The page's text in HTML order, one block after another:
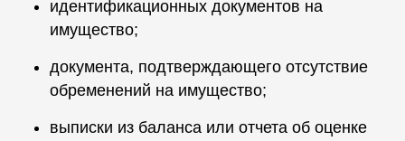
идентификационных документов на
имущество;
документа, подтверждающего отсутствие
обременений на имущество;
выписки из баланса или отчета об оценке